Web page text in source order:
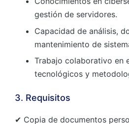
gestión de servidores.
Capacidad de análisis,
mantenimiento de
Trabajo colaborativo en
tecnológicos y
3. Requisitos
✔ Copia de documentos